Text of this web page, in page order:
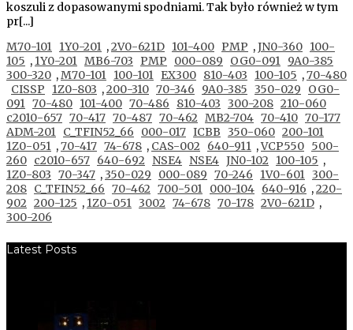
koszuli z dopasowanymi spodniami. Tak było również w tym
pr[...]
M70-101 1Y0-201 ,2V0-621D 101-400 PMP ,JN0-360 100-
105 , 1Y0-201 MB6-703 PMP 000-089 OG0-091 9A0-385
300-320 ,M70-101 100-101 EX300 810-403 100-105 ,70-480
CISSP
1Z0-803 ,200-310 70-346 9A0-385 350-029
OG0-
091 70-480 101-400 70-486 810-403 300-208 210-060
c2010-657 70-417 70-487 70-462 MB2-704 70-410 70-177
ADM-201 C_TFIN52_66 000-017 ICBB 350-060 200-101
1Z0-051 ,70-417 74-678 , CAS-002 640-911 ,VCP550 500-
260 c2010-657 640-692 NSE4 NSE4 JN0-102 100-105 ,
1Z0-803 70-347 ,350-029 000-089 70-246 1V0-601 300-
208 C_TFIN52_66 70-462 700-501 000-104 640-916 ,220-
902 200-125 , 1Z0-051 3002 74-678 70-178 2V0-621D ,
300-206
Latest Posts